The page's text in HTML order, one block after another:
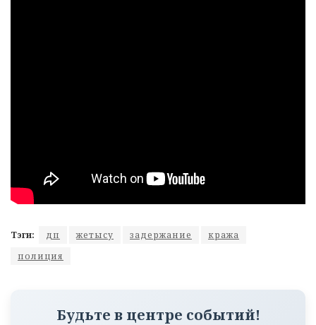
Тэги: дп жетысу задержание
кража
полиция
Будьте в центре событий!